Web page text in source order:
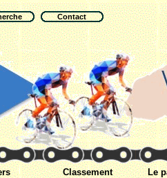
Contact
Classement Le